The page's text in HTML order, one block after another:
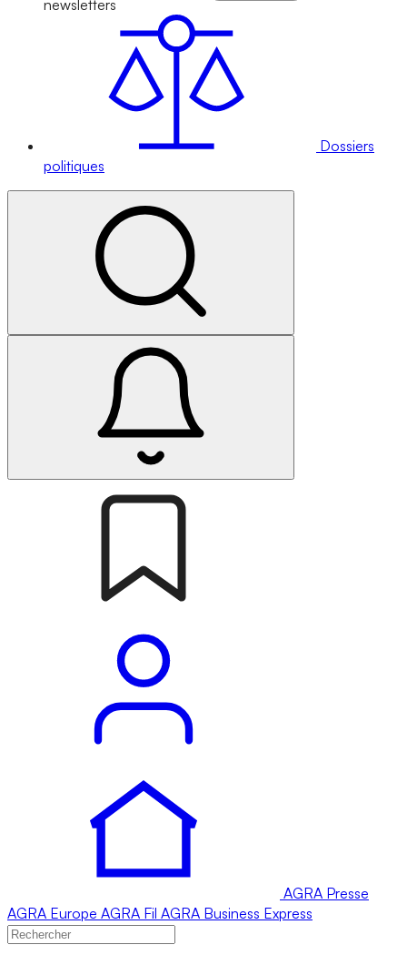
newsletters
Dossiers
politiques
AGRA Presse
AGRA Europe AGRA Fil AGRA Business Express